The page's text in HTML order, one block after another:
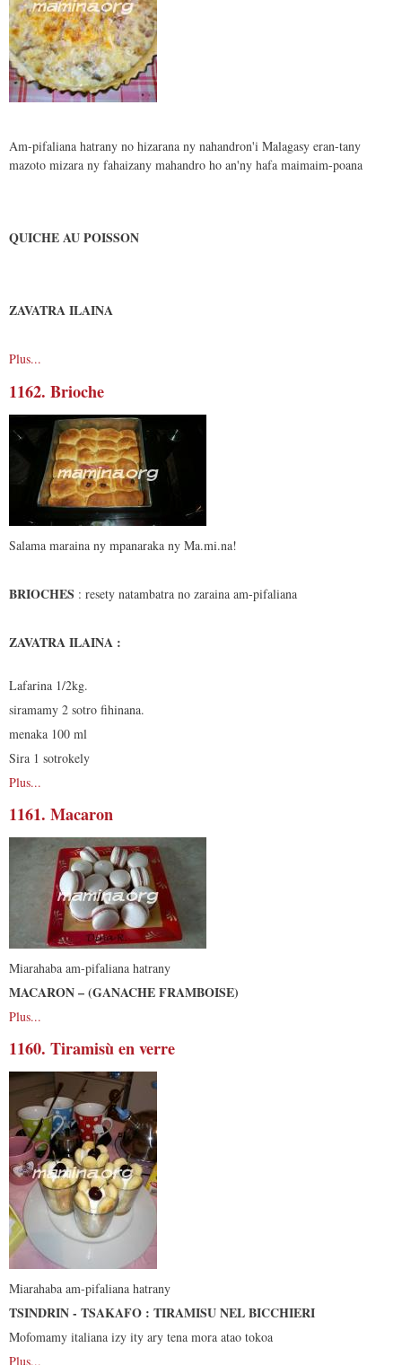
Am-pifaliana hatrany no hizarana ny nahandron'i Malagasy eran-tany
mazoto mizara ny fahaizany mahandro ho an'ny hafa maimaim-poana
QUICHE AU POISSON
ZAVATRA ILAINA
Plus...
1162. Brioche
Salama maraina ny mpanaraka ny Ma.mi.na!
BRIOCHES : resety natambatra no zaraina am-pifaliana
ZAVATRA ILAINA :
Lafarina 1/2kg.
siramamy 2 sotro fihinana.
menaka 100 ml
Sira 1 sotrokely
Plus...
1161. Macaron
Miarahaba am-pifaliana hatrany
MACARON – (GANACHE FRAMBOISE)
Plus...
1160. Tiramisù en verre
Miarahaba am-pifaliana hatrany
TSINDRIN - TSAKAFO : TIRAMISU NEL BICCHIERI
Mofomamy italiana izy ity ary tena mora atao tokoa
Plus...